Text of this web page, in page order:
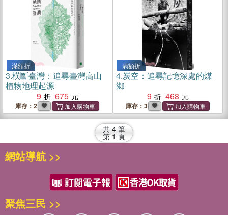
滿額折
3.橫斷臺灣：追尋臺灣高山
植物地理起源
9
675
庫存：2
滿額折
4.炭空：追尋記憶深處的煤
鄉
9
468
庫存：3
共 4 筆
第 1 頁
網站導航 >>
聚焦三民 >>